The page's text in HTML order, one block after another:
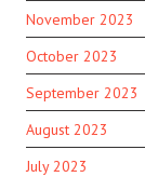
November 2023
October 2023
September 2023
August 2023
July 2023